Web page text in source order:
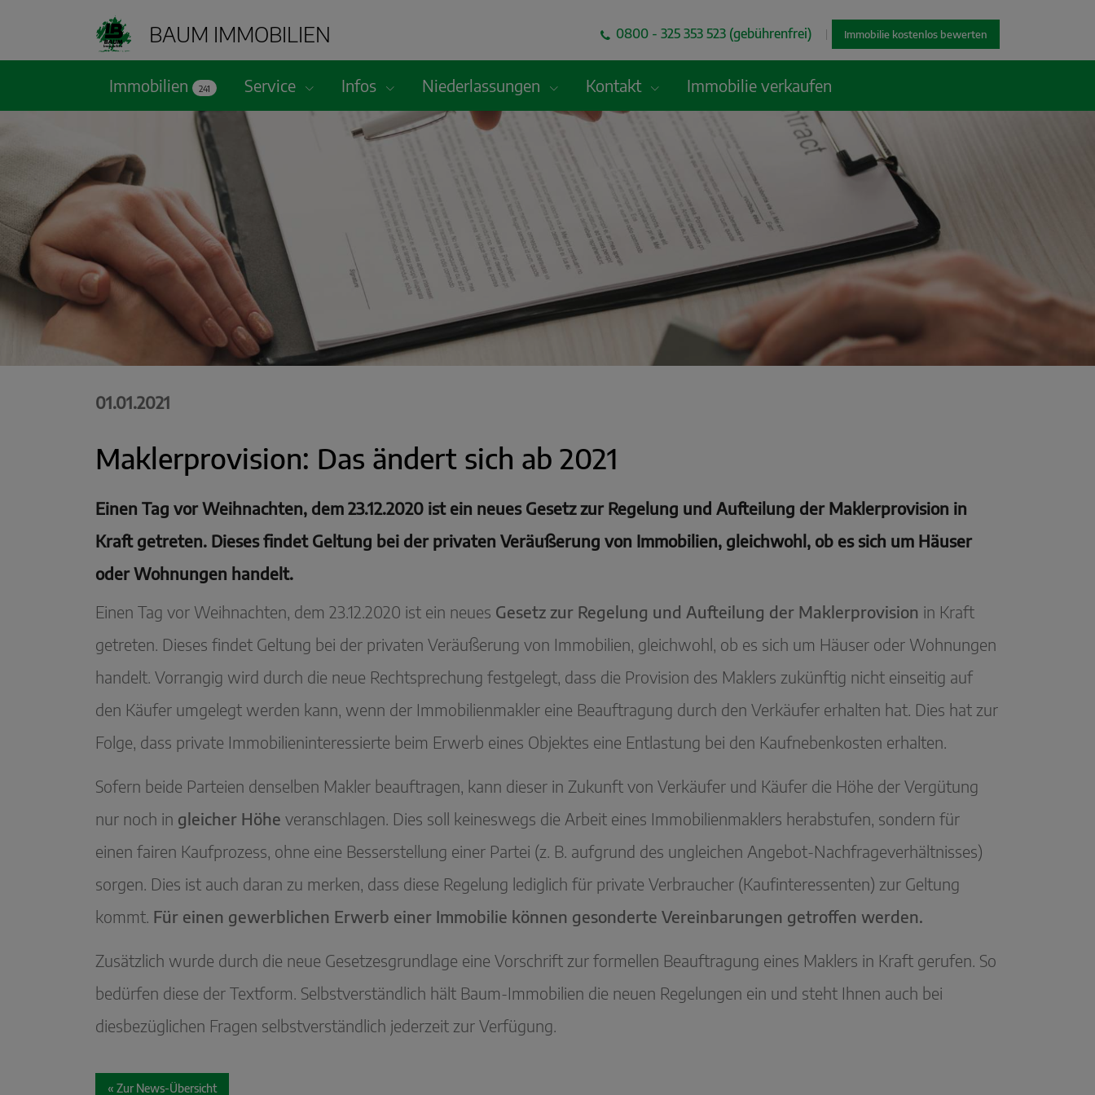
BAUM IMMOBILIEN 0800 - 325 353 523 (gebührenfrei) | Immobilie kostenlos bewerten
Immobilien 241 Service Infos Niederlassungen Kontakt Immobilie verkaufen
01.01.2021
Maklerprovision: Das ändert sich ab 2021
Einen Tag vor Weihnachten, dem 23.12.2020 ist ein neues Gesetz zur Regelung und Aufteilung der Maklerprovision in
Kraft getreten. Dieses findet Geltung bei der privaten Veräußerung von Immobilien, gleichwohl, ob es sich um Häuser
oder Wohnungen handelt.
Einen Tag vor Weihnachten, dem 23.12.2020 ist ein neues Gesetz zur Regelung und Aufteilung der Maklerprovision in Kraft
getreten. Dieses findet Geltung bei der privaten Veräußerung von Immobilien, gleichwohl, ob es sich um Häuser oder Wohnungen
handelt. Vorrangig wird durch die neue Rechtsprechung festgelegt, dass die Provision des Maklers zukünftig nicht einseitig auf
den Käufer umgelegt werden kann, wenn der Immobilienmakler eine Beauftragung durch den Verkäufer erhalten hat. Dies hat zur
Folge, dass private Immobilieninteressierte beim Erwerb eines Objektes eine Entlastung bei den Kaufnebenkosten erhalten.
Sofern beide Parteien denselben Makler beauftragen, kann dieser in Zukunft von Verkäufer und Käufer die Höhe der Vergütung
nur noch in gleicher Höhe veranschlagen. Dies soll keineswegs die Arbeit eines Immobilienmaklers herabstufen, sondern für
einen fairen Kaufprozess, ohne eine Besserstellung einer Partei (z. B. aufgrund des ungleichen Angebot-Nachfrageverhältnisses)
sorgen. Dies ist auch daran zu merken, dass diese Regelung lediglich für private Verbraucher (Kaufinteressenten) zur Geltung
kommt. Für einen gewerblichen Erwerb einer Immobilie können gesonderte Vereinbarungen getroffen werden.
Zusätzlich wurde durch die neue Gesetzesgrundlage eine Vorschrift zur formellen Beauftragung eines Maklers in Kraft gerufen. So
bedürfen diese der Textform. Selbstverständlich hält Baum-Immobilien die neuen Regelungen ein und steht Ihnen auch bei
diesbezüglichen Fragen selbstverständlich jederzeit zur Verfügung.
« Zur News-Übersicht